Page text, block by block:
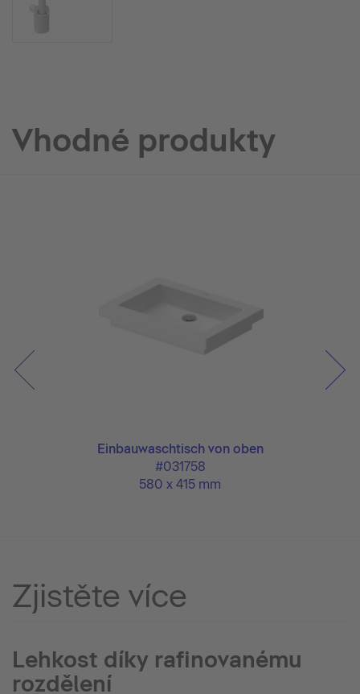
Vhodné produkty
Einbauwaschtisch von oben
#031758
580 x 415 mm
Zjistěte více
Lehkost díky rafinovanému
rozdělení